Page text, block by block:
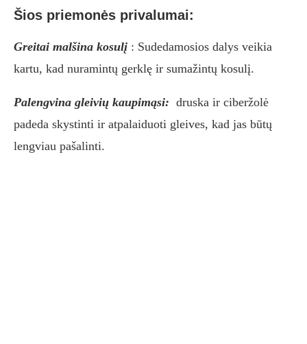
Šios priemonės privalumai:
Greitai malšina kosulį : Sudedamosios dalys veikia
kartu, kad nuramintų gerklę ir sumažintų kosulį.
Palengvina gleivių kaupimąsi: druska ir ciberžolė
padeda skystinti ir atpalaiduoti gleives, kad jas būtų
lengviau pašalinti.